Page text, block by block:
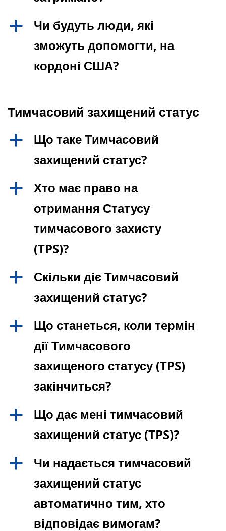
a
Чи будуть люди, які
зможуть допомогти, на
кордоні США?
Тимчасовий захищений статус
a
Що таке Тимчасовий
захищений статус?
a
Хто має право на
отримання Статусу
тимчасового захисту
(TPS)?
a
Скільки діє Тимчасовий
захищений статус?
a
Що станеться, коли термін
дії Тимчасового
захищеного статусу (TPS)
закінчиться?
a
Що дає мені тимчасовий
захищений статус (TPS)?
a
Чи надається тимчасовий
захищений статус
автоматично тим, хто
відповідає вимогам?